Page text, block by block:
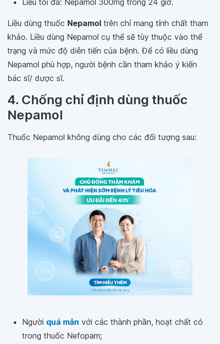
Liều tối đa: Nepamol 300mg trong 24 giờ.
Liều dùng thuốc Nepamol trên chỉ mang tính chất tham
khảo. Liều dùng Nepamol cụ thể sẽ tùy thuộc vào thể
trạng và mức độ diễn tiến của bệnh. Để có liều dùng
Nepamol phù hợp, người bệnh cần tham khảo ý kiến
bác sĩ/ dược sĩ.
4. Chống chỉ định dùng thuốc
Nepamol
Thuốc Nepamol không dùng cho các đối tượng sau:
Người quá mẫn với các thành phần, hoạt chất có
trong thuốc Nefopam;